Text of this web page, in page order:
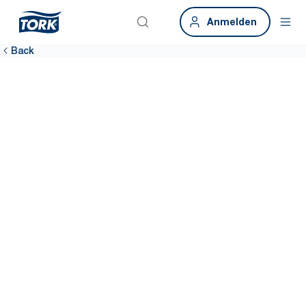
Anmelden
Back